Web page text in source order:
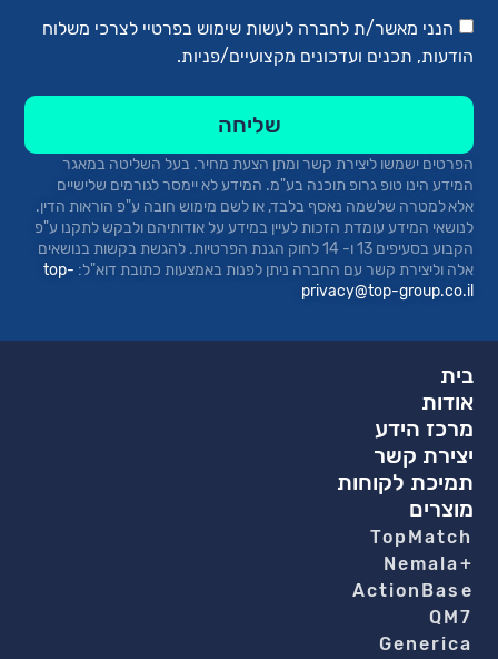
הנני מאשר/ת לחברה לעשות שימוש בפרטיי לצרכי משלוח
הודעות, תכנים ועדכונים מקצועיים/פניות.
שליחה
הפרטים ישמשו ליצירת קשר ומתן הצעת מחיר. בעל השליטה במאגר
המידע הינו טופ גרופתוכנה בע"מ. המידע לא יימסר לגורמים שלישיים
אלא למטרה שלשמה נאסף בלבד, או לשם מימוש חובה ע"פ הוראות הדין.
לנושאי המידע עומדת הזכות לעיין במידע על אודותיהם ולבקש לתקנו ע"פ
הקבוע בסעיפים 13 ו- 14 לחוק הגנת הפרטיות. להגשת בקשות בנושאים
אלה וליצירת קשר עם החברה ניתן לפנות באמצעות כתובתדוא"ל: top-
privacy@top-group.co.il
בית
אודות
מרכז הידע
יצירת קשר
תמיכת לקוחות
מוצרים
TopMatch
+Nemala
ActionBase
QM7
Generica